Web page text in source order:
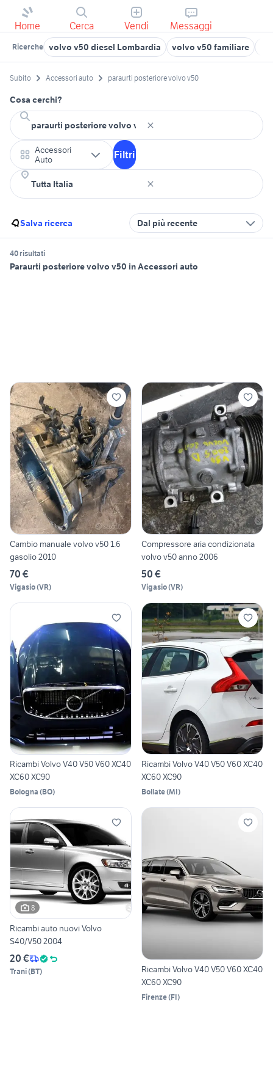
Home Cerca Vendi Messaggi
Ricerche volvo v50 diesel Lombardia volvo v50 familiare
Subito Accessori auto paraurti posteriore volvo v50
Cosa cerchi?
Accessori
Auto
Filtri
Salva ricerca Dal più recente
40 risultati
Paraurti posteriore volvo v50 in Accessori auto
Cambio manuale volvo v50 1.6
gasolio 2010
70 €
Vigasio(VR)
Compressore aria condizionata
volvo v50 anno 2006
50 €
Vigasio(VR)
Ricambi Volvo V40 V50 V60 XC40
XC60 XC90
Bologna (BO)
Ricambi Volvo V40 V50 V60 XC40
XC60 XC90
Bollate(MI)
8
Ricambi auto nuovi Volvo
S40/V50 2004
20 €
Trani(BT)
Ricambi Volvo V40 V50 V60 XC40
XC60 XC90
Firenze(FI)